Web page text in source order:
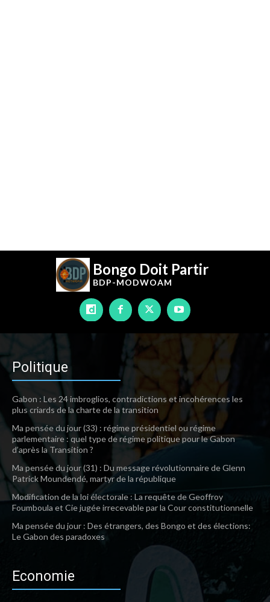
Bongo Doit Partir
BDP-MODWOAM
Politique
Gabon : Les 24 imbroglios, contradictions et incohérences les
plus criards de la charte de la transition
Ma pensée du jour (33) : régime présidentiel ou régime
parlementaire : quel type de régime politique pour le Gabon
d’après la Transition ?
Ma pensée du jour (31) : Du message révolutionnaire de Glenn
Patrick Moundendé, martyr de la république
Modification de la loi électorale : La requête de Geoffroy
Foumboula et Cie jugée irrecevable par la Cour constitutionnelle
Ma pensée du jour : Des étrangers, des Bongo et des élections:
Le Gabon des paradoxes
Economie